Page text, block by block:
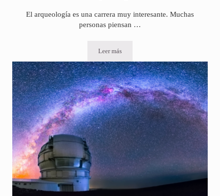
El arqueología es una carrera muy interesante. Muchas
personas piensan …
Leer másArqueólogo